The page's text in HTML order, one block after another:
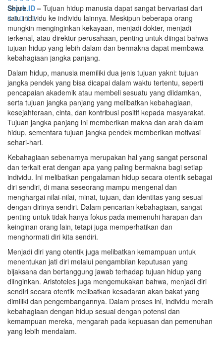
Sejuk.ID– Tujuan hidup manusia dapat sangat bervariasi dari
satu individu ke individu lainnya. Meskipun beberapa orang
mungkin menginginkan kekayaan, menjadi dokter, menjadi
terkenal, atau direktur perusahaan, penting untuk diingat bahwa
tujuan hidup yang lebih dalam dan bermakna dapat membawa
kebahagiaan jangka panjang.
Dalam hidup, manusia memiliki dua jenis tujuan yakni: tujuan
jangka pendek yang bisa dicapai dalam waktu tertentu, seperti
pencapaian akademik atau membeli sesuatu yang diidamkan,
serta tujuan jangka panjang yang melibatkan kebahagiaan,
kesejahteraan, cinta, dan kontribusi positif kepada masyarakat.
Tujuan jangka panjang ini memberikan makna dan arah dalam
hidup, sementara tujuan jangka pendek memberikan motivasi
sehari-hari.
Kebahagiaan sebenarnya merupakan hal yang sangat personal
dan terkait erat dengan apa yang paling bermakna bagi setiap
individu. Ini melibatkan pengalaman hidup secara otentik sebagai
diri sendiri, di mana seseorang mampu mengenal dan
menghargai nilai-nilai, minat, tujuan, dan identitas yang sesuai
dengan dirinya sendiri. Dalam pencarian kebahagiaan, sangat
penting untuk tidak hanya fokus pada memenuhi harapan dan
keinginan orang lain, tetapi juga memperhatikan dan
menghormati diri kita sendiri.
Menjadi diri yang otentik juga melibatkan kemampuan untuk
menentukan jati diri melalui pengambilan keputusan yang
bijaksana dan bertanggung jawab terhadap tujuan hidup yang
diinginkan. Aristoteles juga mengemukakan bahwa, menjadi diri
sendiri secara otentik melibatkan kesadaran akan bakat yang
dimiliki dan pengembangannya. Dalam proses ini, individu meraih
kebahagiaan dengan hidup sesuai dengan potensi dan
kemampuan mereka, mengarah pada kepuasan dan pemenuhan
yang lebih mendalam.
Share